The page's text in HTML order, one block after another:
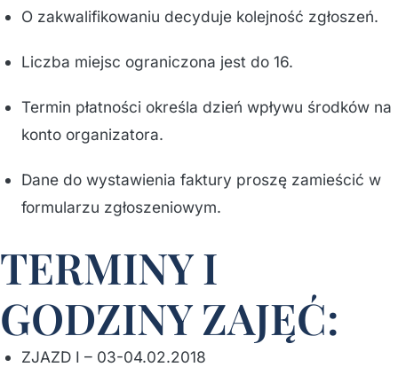
O zakwalifikowaniu decyduje kolejność zgłoszeń.
Liczba miejsc ograniczona jest do 16.
Termin płatności określa dzień wpływu środków na
konto organizatora.
Dane do wystawienia faktury proszę zamieścić w
formularzu zgłoszeniowym.
TERMINY I
GODZINY ZAJĘĆ:
ZJAZD I – 03-04.02.2018